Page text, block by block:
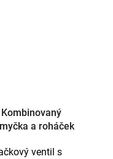
Kombinovaný
a roháček
ventil s